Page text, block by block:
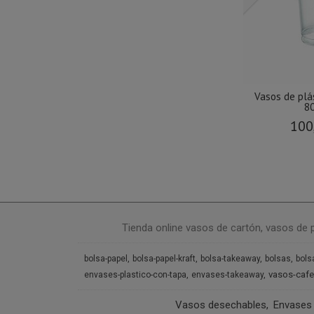
Vasos de
Tienda online vasos de cartón, vasos de
bolsa-papel bolsa-papel-kraft bolsa-takeaway bolsas
envases-plastico-con-tapa
envases-takeaway vasos-cafe
Vasos desechables